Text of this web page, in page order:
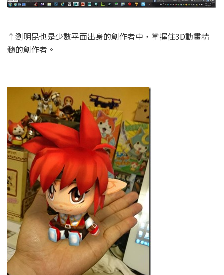
↑劉明昆也是少數平面出身的創作者中，掌握住3D動畫精
髓的創作者。